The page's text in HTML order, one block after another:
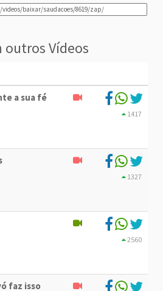
outros Vídeos
a sua fé
1417
1327
2560
faz isso